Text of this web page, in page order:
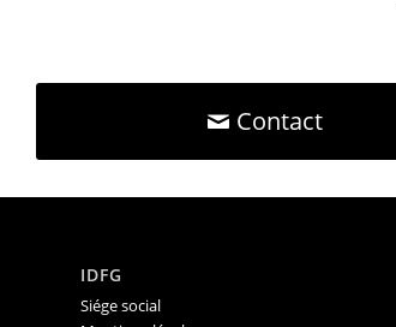
Contact
IDFG
Siége social